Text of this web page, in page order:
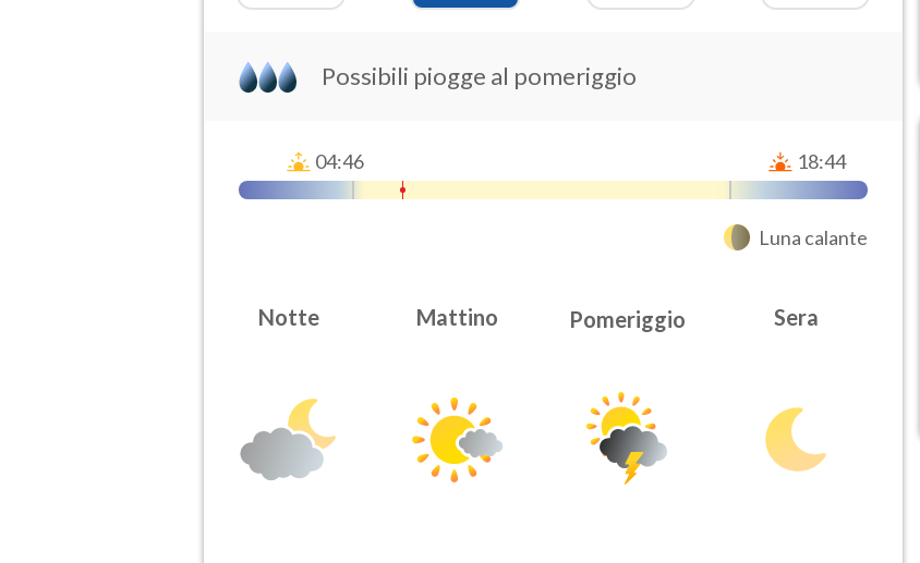
Possibili piogge al pomeriggio
04:46 18:44
Luna calante
Notte Mattino Pomeriggio Sera